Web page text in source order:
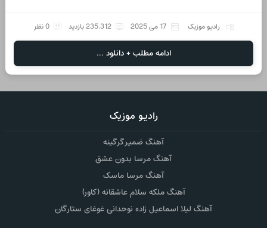
رادیو موزیک 17 می 2025 235,312 بازدید 0 نظر
ادامه مطلب + دانلود ...
رادیو موزیک
آهنگ ضمیر گرگینه
آهنگ مرسا بدون عشق
آهنگ مرسا ماسک
آهنگ ملکه سلام عاشقانه (کاور)
آهنگ لیلا اسماعیل زاده نوحدانی غوغای ستارگان